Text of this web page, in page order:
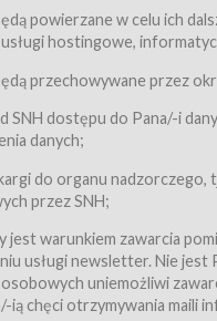
danych osobowych
następujące
drogą elektroniczną (Dz.U. z
przez Usługobiorców
nabycia Karnetów i Biletów,
sprzedaży w Sklepie.
w rozumieniu
zm.). Usługi świadczone są
powierzane w celu ich
hostingowe,
przechowywane przez
SNH dostępu do Pana/-i
danych;
do organu
przez SNH;
warunkiem zawarcia
usługi newsletter. Nie
uniemożliwi
ią chęci otrzymywania maili